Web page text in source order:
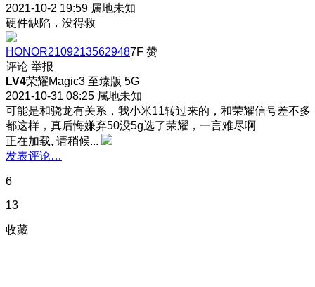
2021-10-2 19:59 属地未知
硬件缺陷，没得救
HONOR21092135629487F 赞
评论 举报
LV4荣耀Magic3 至臻版 5G
2021-10-31 08:25 属地未知
可能是和骁龙有关系，我小米11转过来的，和荣耀信号差不多
都这样，真后悔嫌弃50没5g选了荣耀，一言难尽啊
正在加载, 请稍候...
发表评论…
6
13
收藏